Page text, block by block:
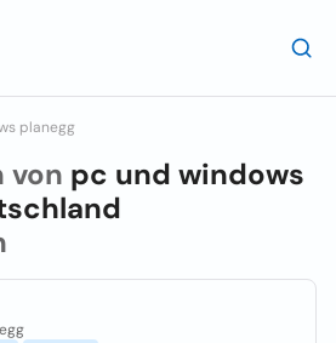
planegg
von pc und windows